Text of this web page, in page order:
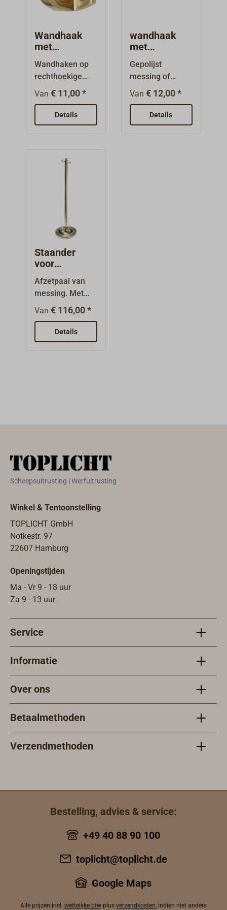
lage
r buis met D = 25
mm.
Wandhaak
met
voetplaat,
voor
leuningtouw
Wandhaken op
rechthoekige
montageplaat.
Goed geschikt
leuningkoord.
messing of
verchroomd.
Van€ 11,00 *
Details
wandhaak
met
stockschroef,
voor
leuningtouw
Gepolijst
messing of
verchroomd
Van € 12,00 *
Details
Staander
voor
relingsdraad
Afzetpaal van
messing. Met
twee
touwhaken.Oppe
rvlak messing
gepolijst of
Van€ 116,00 *
Details
Scheepsuitrusting | Werfuitrusting
Winkel & Tentoonstelling
TOPLICHT GmbH
Notkestr. 97
22607 Hamburg
Openingstijden
Ma - Vr 9 - 18 uur
Za 9 - 13 uur
Service
Informatie
Over ons
Betaalmethoden
Verzendmethoden
Bestelling, advies & service:
+49 40 88 90 100
toplicht@toplicht.de
Google Maps
Alle prijzen incl. wettelijke btw plus verzendkosten, indien niet anders